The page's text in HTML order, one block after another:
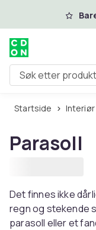
Hopp til
Søk etter produkter
Startside Interiør
Parasoll
Det finnes ikke
regn og stekende
parasoll eller et